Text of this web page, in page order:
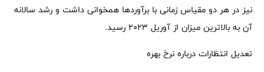
نیز در هر دو مقیاس زمانی با برآوردها همخوانی داشت و رشد سالانه
آن به بالاترین میزان از آوریل ۲۰۲۳ رسید.
تعدیل انتظارات درباره نرخ بهره